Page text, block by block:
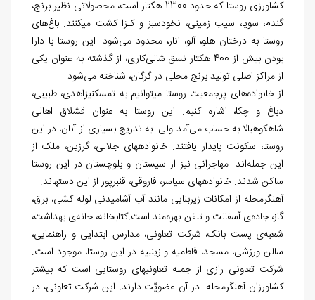
کشاورزی روستا که حدود 2300 هکتار است، محصولاتی نظیر برنج،
گندم، سویا، سیب زمینی، نخودسبز و کلزا کشت می‏کنند. باغ‌های
روستا به درختان هلو، آلو، انار، محدود می‌شود. این روستا با دارا
بودن بیش از 400 هکتار نسق شالی‌کاری، از گذشته به عنوان یکی
از مراکز اصلی تولید برنج محلی در گرگان، شناخته می‌شود.
از خانواد‌ه‌های پرجمعیت روستا می‏توانیم به تمسکنی‏زاهدی، طبیبی،
دباغ و چکا، اشاره کنیم. این روستا به عنوان قشلاق اهالی
شاهکوه‏بالا به حساب می‌آمد ولی به تدریج بسیاری از آنان، در این
روستا، سکونت پایدار یافتند. خانواده‏های جلالی، گرزین، ملک از
این جمله‌اند. مهاجرانی نیز از سیستان و بلوچستان در این روستا
ساکن شدند. خانواده‏های سیاسر، فاروقی، قنبرپور از این دسته‏اند.
آهنگرمحله از امکانات زیربنایی مانند آب آشامیدنی لوله کشی، برق،
گاز، جاده‌ی آسفالت و تلفن بهره‌مند است.کتابخانه، خانه‌ی بهداشت،
شعبه‌ی پست بانک، شرکت تعاونی، مدارس ابتدایی و راهنمایی،
سالن ورزشی، مسجد، فاطمیه و زینبیه در این روستا، موجود است.
شرکت تعاونی رازی از جمله تعاونی‏های روستایی است که بیشتر
کشاورزان آهنگرمحله در آن عضویّت دارند. این شرکت تعاونی، در